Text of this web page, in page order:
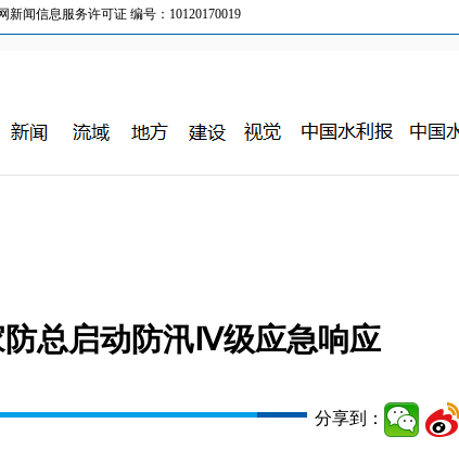
闻信息服务许可证 编号：10120170019
总启动防汛Ⅳ级应急响应
分享到：